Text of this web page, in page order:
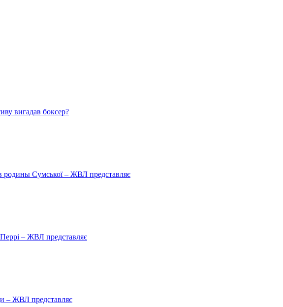
вигадав боксер?
родины Сумської – ЖВЛ представляє
Перрі – ЖВЛ представляє
– ЖВЛ представляє